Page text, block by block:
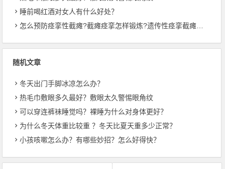
睡前喝红酒对女人有什么好处？
怎么预防痉挛性截瘫?截瘫痉挛怎样锻炼?遗传性痉挛截瘫会加重吗?
随机文章
冬天出门手脚冰凉怎么办？
热毛巾敷眼多久最好？敷眼太久警惕眼角纹
可以穿连裤袜睡觉吗？裸睡为什么对身体更好？
为什么冬天体重比较重 ？冬天比夏天重多少正常？
小孩咳嗽怎么办？有哪些妙招？怎么好得快？